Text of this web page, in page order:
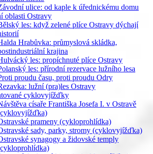
ulice: od kaple k úřednickému domu
oblasti Ostravy
les: když zelené plíce Ostravy dýchají
Hrabůvka: průmyslová skládka,
krajina
les: propíchnuté plíce Ostravy
les: přírodní rezervace lužního lesa
proudu času, proti proudu Odry
lužní (pra)les Ostravy
cyklovyjížďky
císaře Františka Josefa I. v Ostravě
prameny (cykloprohlídka)
sady, parky, stromy (cyklovyjížďka)
synagogy a židovské temply